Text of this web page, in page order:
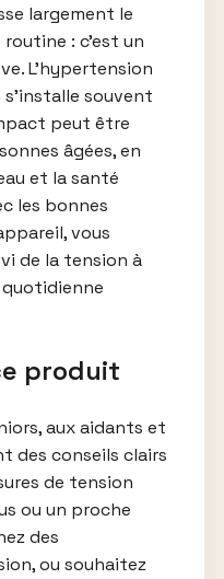
largement le
: c’est un
L’hypertension
souvent
peut être
âgées, en
et la santé
les bonnes
vous
de la tension à
produit
aux aidants et
des conseils clairs
de tension
ou un proche
des
ou souhaitez